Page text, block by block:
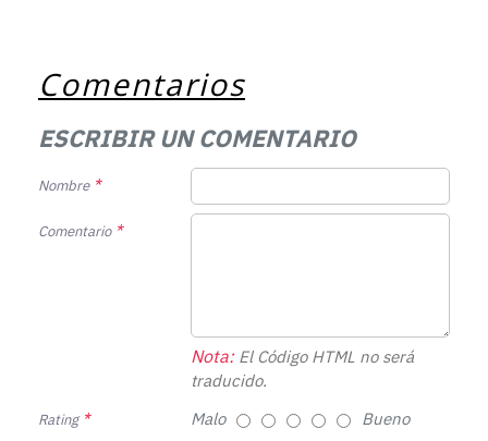
Comentarios
ESCRIBIR UN COMENTARIO
Nombre
Comentario
Nota:El Código HTML no será
traducido.
Rating Malo Bueno